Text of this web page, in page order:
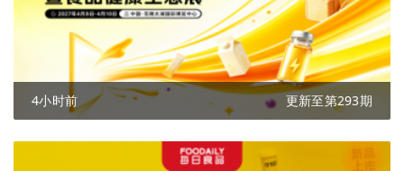
4小时前 更新至第293期